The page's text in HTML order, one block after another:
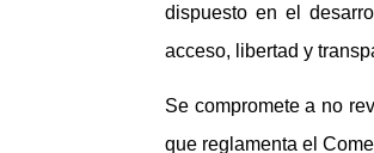
dispuesto en el
acceso, libertad y
Se compromete a no
que reglamenta el